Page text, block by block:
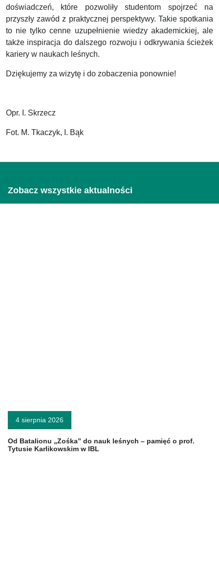
doświadczeń, które pozwoliły studentom spojrzeć na
przyszły zawód z praktycznej perspektywy. Takie spotkania
to nie tylko cenne uzupełnienie wiedzy akademickiej, ale
także inspiracja do dalszego rozwoju i odkrywania ścieżek
kariery w naukach leśnych.
Dziękujemy za wizytę i do zobaczenia ponownie!
Opr. I. Skrzecz
Fot. M. Tkaczyk, I. Bąk
Zobacz wszystkie aktualności
4 sierpnia 2026
Od Batalionu „Zośka” do nauk leśnych – pamięć o prof.
Tytusie Karlikowskim w IBL